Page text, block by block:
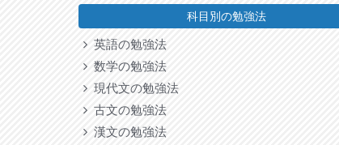
科目別の勉強法
英語の勉強法
数学の勉強法
現代文の勉強法
古文の勉強法
漢文の勉強法